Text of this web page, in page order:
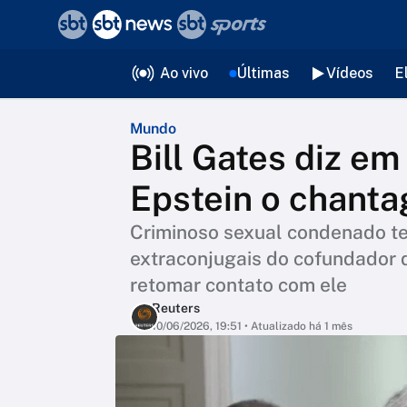
Ao vivo Últimas Vídeos
Mundo
Bill Gates diz
Epstein o
Criminoso sexual condenado
extraconjugais do cofundador
retomar contato com ele
Reuters
10/06/2026, 19:51 • Atualizado há 1 mês
voltar
Editorias